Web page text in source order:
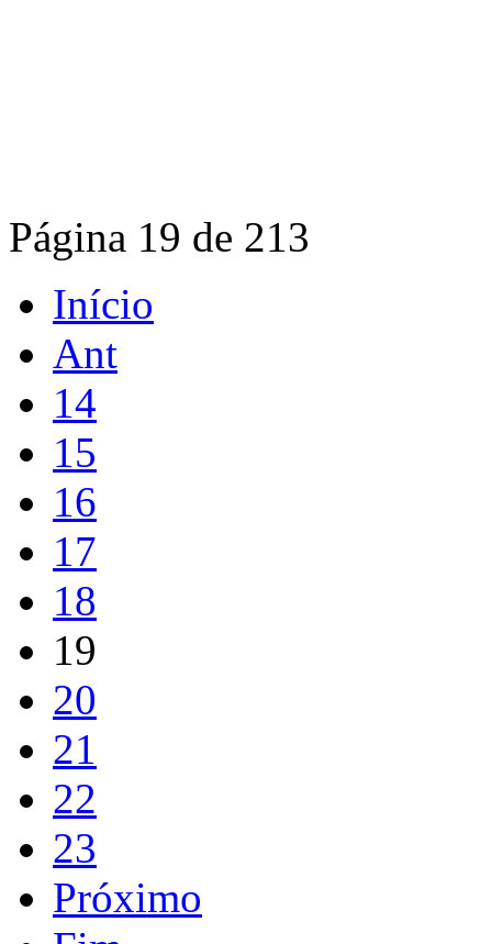
Página 19 de 213
Início
Ant
14
15
16
17
18
19
20
21
22
23
Próximo